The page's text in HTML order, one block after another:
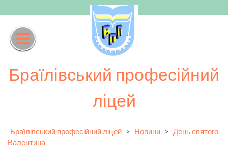
to
content
Браїлівський професійний
ліцей
Браїлівський професійний ліцей > Новини > День святого
Валентина